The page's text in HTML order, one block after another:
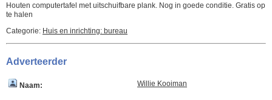
Houten computertafel met uitschuifbare plank. Nog in goede conditie. Gratis op
te halen
Categorie: Huis en inrichting: bureau
Adverteerder
Naam: Willie Kooiman